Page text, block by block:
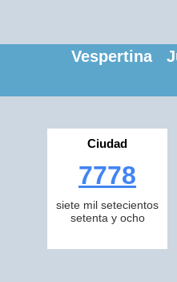
Vespertina
Ciudad
7778
siete mil setecientos
setenta y ocho